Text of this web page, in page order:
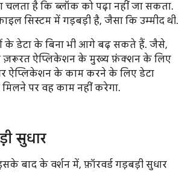
चलता है कि ब्लॉक को पढ़ा नहीं जा सकता.
सिस्टम में गड़बड़ी है, जैसा कि उम्मीद थी.
के डेटा के बिना भी आगे बढ़ सकते हैं. जैसे,
ज़रूरत ऐप्लिकेशन के मुख्य फ़ंक्शन के लिए
ऐप्लिकेशन के काम करने के लिए डेटा
मिलने पर वह काम नहीं करेगा.
सुधार
बाद के वर्शन में, फ़ॉरवर्ड गड़बड़ी सुधार